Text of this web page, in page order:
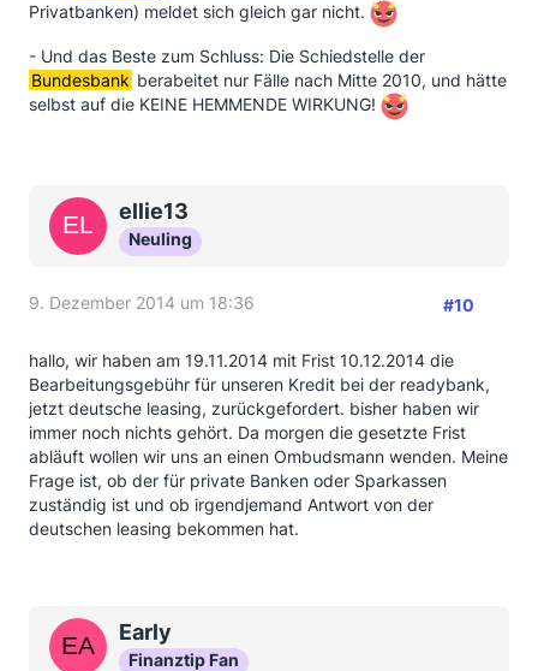
Privatbanken) meldet sich gleich gar nicht.
- Und das Beste zum Schluss: Die Schiedstelle der
Bundesbank berabeitet nur Fälle nach Mitte 2010, und hätte
selbst auf die KEINE HEMMENDE WIRKUNG!
ellie13
Neuling
9. Dezember 2014 um 18:36 #10
hallo, wir haben am 19.11.2014 mit Frist 10.12.2014 die
Bearbeitungsgebühr für unseren Kredit bei der readybank,
jetzt deutsche leasing, zurückgefordert. bisher haben wir
immer noch nichts gehört. Da morgen die gesetzte Frist
abläuft wollen wir uns an einen Ombudsmann wenden. Meine
Frage ist, ob der für private Banken oder Sparkassen
zuständig ist und ob irgendjemand Antwort von der
deutschen leasing bekommen hat.
Early
Finanztip Fan